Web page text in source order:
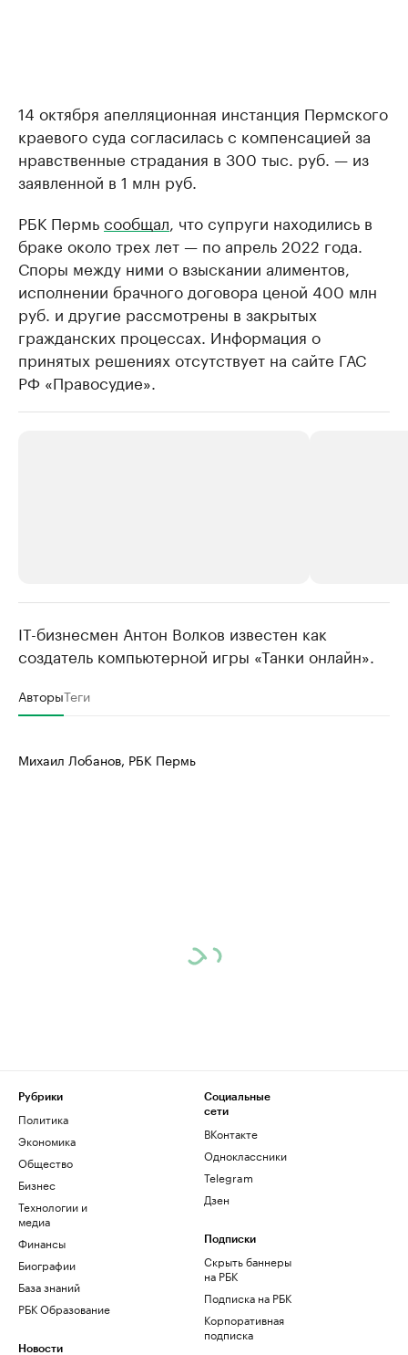
14 октября апелляционная инстанция Пермского
краевого суда согласилась с компенсацией за
нравственные страдания в 300 тыс. руб. — из
заявленной в 1 млн руб.
РБК Пермьсообщал , что супруги находились в
браке около трех лет — по апрель 2022 года.
Споры между ними о взыскании алиментов,
исполнении брачного договора ценой 400 млн
руб. и другие рассмотрены в закрытых
гражданских процессах. Информация о
принятых решениях отсутствует на сайте ГАС
РФ «Правосудие».
РБК Компании
Крупные организации в
Найдите и проверьте данные в каталоге
IT-бизнесмен Антон Волков известен как
создатель компьютерной игры «Танки онлайн».
АвторыТеги
Михаил Лобанов, РБК Пермь
Рубрики
Политика
Экономика
Общество
Бизнес
Технологии и
медиа
Финансы
Биографии
База знаний
РБК Образование
Новости
Социальные
сети
ВКонтакте
Одноклассники
Telegram
Дзен
Подписки
Скрыть баннеры
на РБК
Подписка на РБК
Корпоративная
подписка